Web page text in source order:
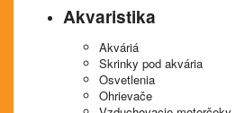
Akvaristika
Akváriá
Skrinky pod akvária
Osvetlenia
Ohrievače